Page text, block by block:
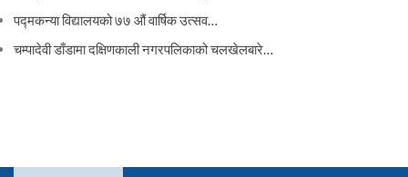
पद्मकन्या विद्यालयको ७७ औं ‌‌वार्षिक ‌उत्सव…
चम्पादेवी डाँडामा दक्षिणकाली नगरपलिकाको चलखेलबारे…